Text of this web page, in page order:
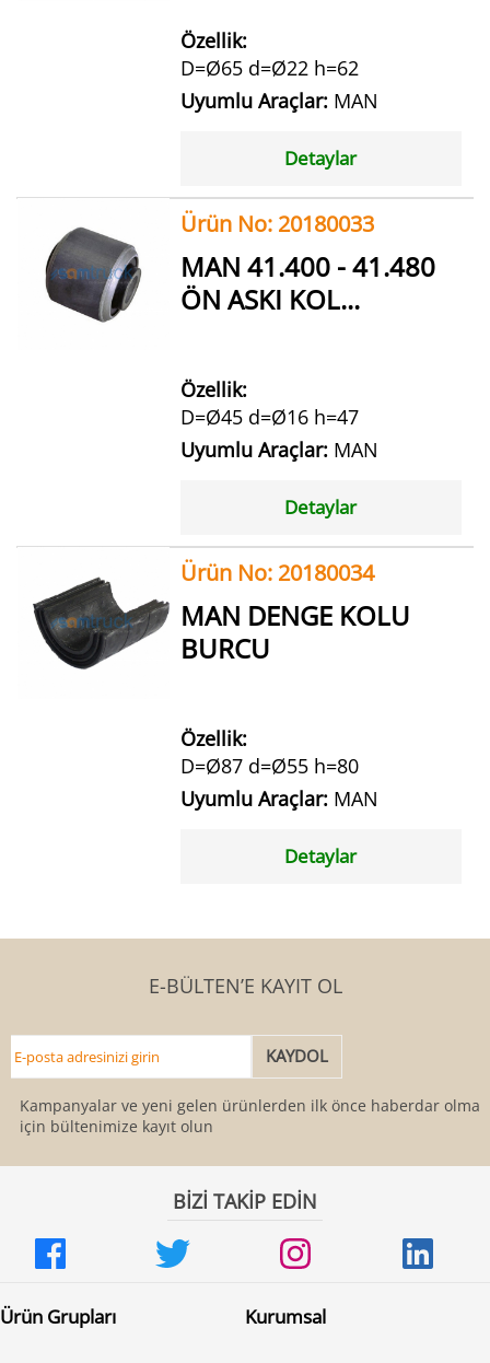
Özellik:
D=Ø65 d=Ø22 h=62
Uyumlu Araçlar: MAN
Detaylar
Ürün No: 20180033
MAN 41.400 - 41.480
ÖN ASKI KOL...
Özellik:
D=Ø45 d=Ø16 h=47
Uyumlu Araçlar: MAN
Detaylar
Ürün No: 20180034
MAN DENGE KOLU
BURCU
Özellik:
D=Ø87 d=Ø55 h=80
Uyumlu Araçlar: MAN
Detaylar
E-BÜLTEN’E KAYIT OL
Kampanyalar ve yeni gelen ürünlerden ilk önce haberdar olmak
için bültenimize kayıt olun
BİZİ TAKİP EDİN
Ürün Grupları Kurumsal